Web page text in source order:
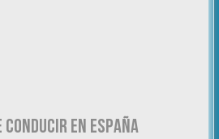
EN ESPAÑA